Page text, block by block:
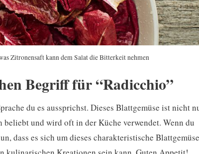
Begriff für “Radicchio”
du es aussprichst. Dieses Blattgemüse ist nicht nur
und wird oft in der Küche verwendet. Wenn du
dass es sich um dieses charakteristische Blattgemüse
kulinarischen Kreationen sein kann. Guten Appetit!